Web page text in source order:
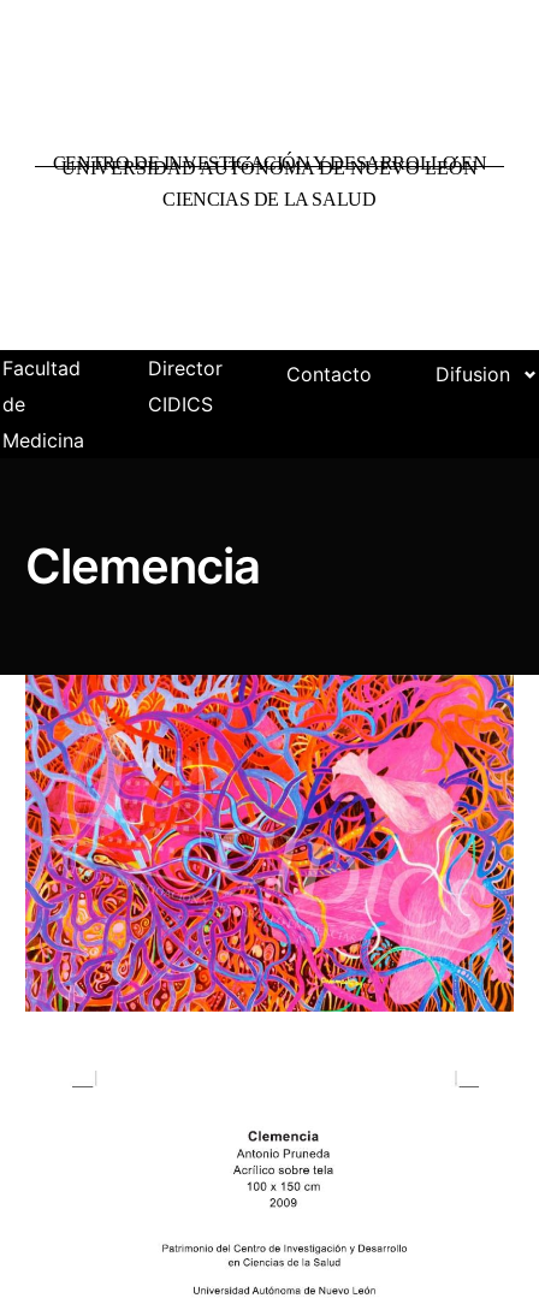
UNIVERSIDAD AUTÓNOMA DE NUEVO LEÓN
CENTRO DE INVESTIGACIÓN Y DESARROLLO EN
CIENCIAS DE LA SALUD
Facultad
de
Medicina
Director
CIDICS
Contacto Difusion
Clemencia